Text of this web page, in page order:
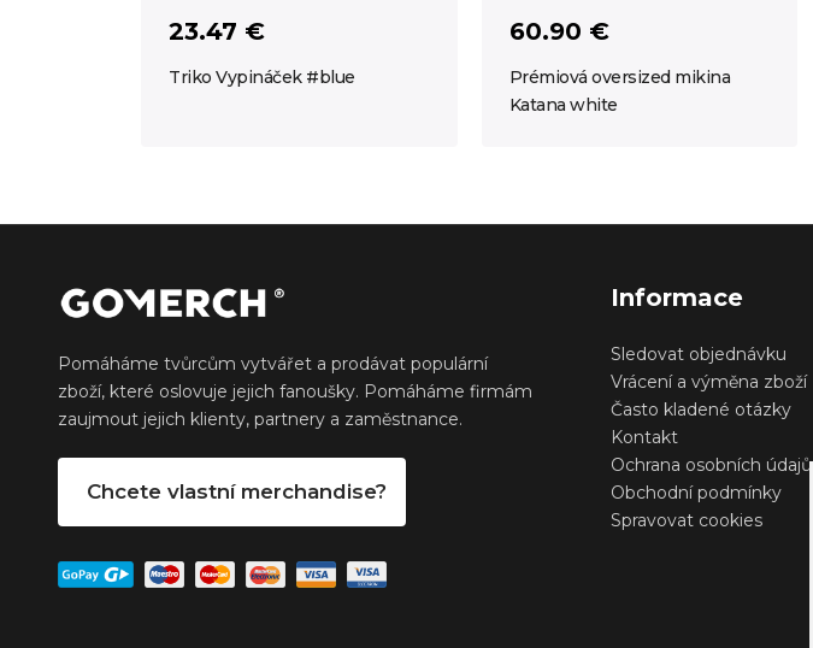
23.47 €
Triko Vypináček #blue
60.90 €
Prémiová oversized mikina
Katana white
Informace
Sledovat objednávku
Vrácení a výměna zboží
Často kladené otázky
Kontakt
Ochrana osobních údajů
Obchodní podmínky
Spravovat cookies
Pomáháme tvůrcům vytvářet a prodávat populární
zboží, které oslovuje jejich fanoušky. Pomáháme firmám
zaujmout jejich klienty, partnery a zaměstnance.
Chcete vlastní merchandise?